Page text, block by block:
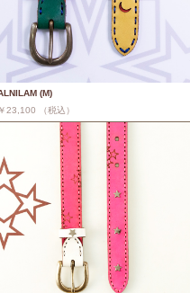
(M)
￥23,100 （税込）